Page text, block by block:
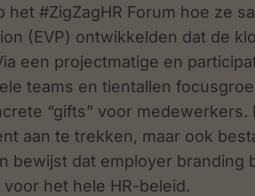
het #ZigZagHR Forum hoe ze
(EVP) ontwikkelden dat de
een projectmatige en
teams en tientallen
“gifts” voor medewerkers.
aan te trekken, maar ook
bewijst dat employer branding
het hele HR-beleid.